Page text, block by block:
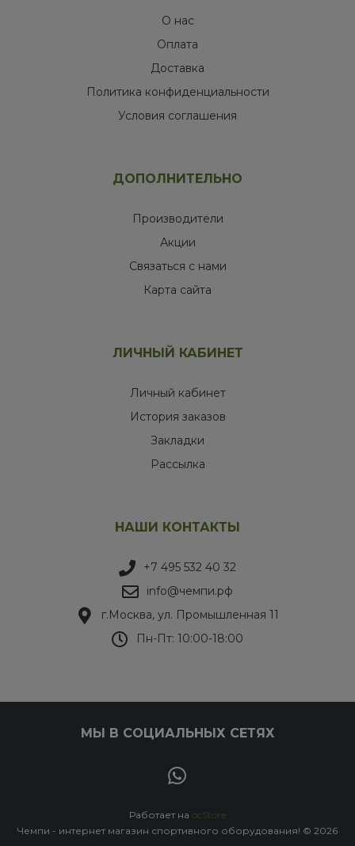
О нас
Оплата
Доставка
Политика конфиденциальности
Условия соглашения
ДОПОЛНИТЕЛЬНО
Производители
Акции
Связаться с нами
Карта сайта
ЛИЧНЫЙ КАБИНЕТ
Личный кабинет
История заказов
Закладки
Рассылка
НАШИ КОНТАКТЫ
+7 495 532 40 32
info@чемпи.рф
г.Москва, ул. Промышленная 11
Пн-Пт: 10:00-18:00
МЫ В СОЦИАЛЬНЫХ СЕТЯХ
Работает на ocStore
Чемпи - интернет магазин спортивного оборудования! © 2026